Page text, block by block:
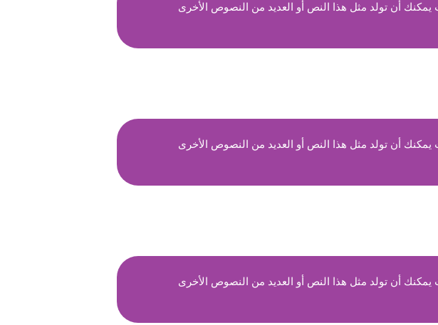
أن تولد مثل هذا النص أو العديد من النصوص الأخرى
أن تولد مثل هذا النص أو العديد من النصوص الأخرى
أن تولد مثل هذا النص أو العديد من النصوص الأخرى